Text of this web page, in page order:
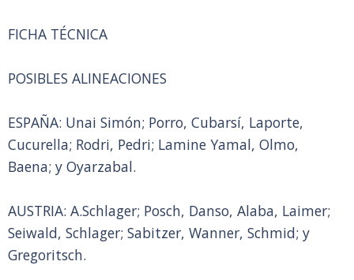
FICHA TÉCNICA
POSIBLES ALINEACIONES
ESPAÑA: Unai Simón; Porro, Cubarsí, Laporte,
Cucurella; Rodri, Pedri; Lamine Yamal, Olmo,
Baena; y Oyarzabal.
AUSTRIA: A.Schlager; Posch, Danso, Alaba, Laimer;
Seiwald, Schlager; Sabitzer, Wanner, Schmid; y
Gregoritsch.